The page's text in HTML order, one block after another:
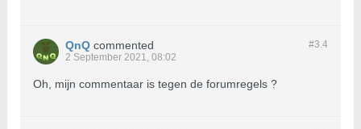
#3.4
QnQ commented
2 September 2021, 08:02
Oh, mijn commentaar is tegen de forumregels ?